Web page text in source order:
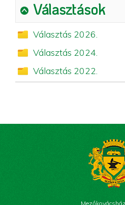
Választások
Választás 2026.
Választás 2024.
Választás 2022.